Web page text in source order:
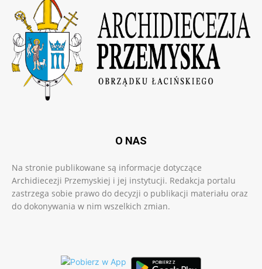
O NAS
Na stronie publikowane są informacje dotyczące
Archidiecezji Przemyskiej i jej instytucji. Redakcja portalu
zastrzega sobie prawo do decyzji o publikacji materiału oraz
do dokonywania w nim wszelkich zmian.